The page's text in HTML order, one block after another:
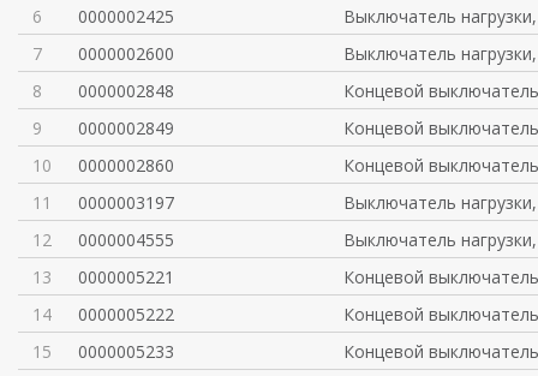
6
0000002425
Выключатель
7
0000002600
Выключатель
8
0000002848
Концевой выключатель
9
0000002849
Концевой выключатель
10
0000002860
Концевой выключатель
11
0000003197
Выключатель
12
0000004555
Выключатель
13
0000005221
Концевой выключатель
14
0000005222
Концевой выключатель
15
0000005233
Концевой выключатель